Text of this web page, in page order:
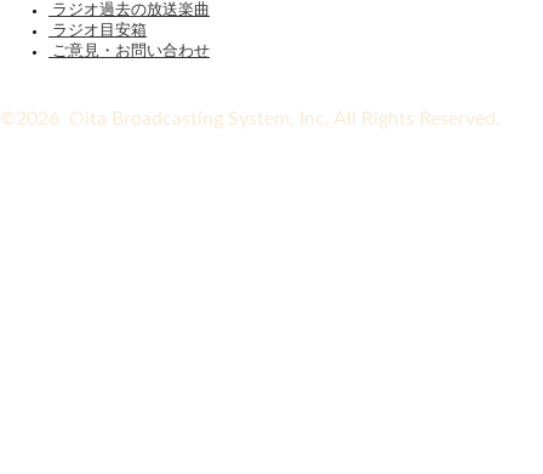
ラジオ過去の放送楽曲
ラジオ目安箱
ご意見・お問い合わせ
©2026 Oita Broadcasting System, Inc. All Rights Reserved.